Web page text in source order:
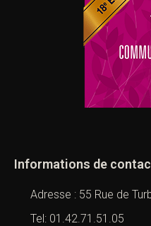
Informations de
Adresse : 55 Rue de
Tel: 01.42.71.51.05